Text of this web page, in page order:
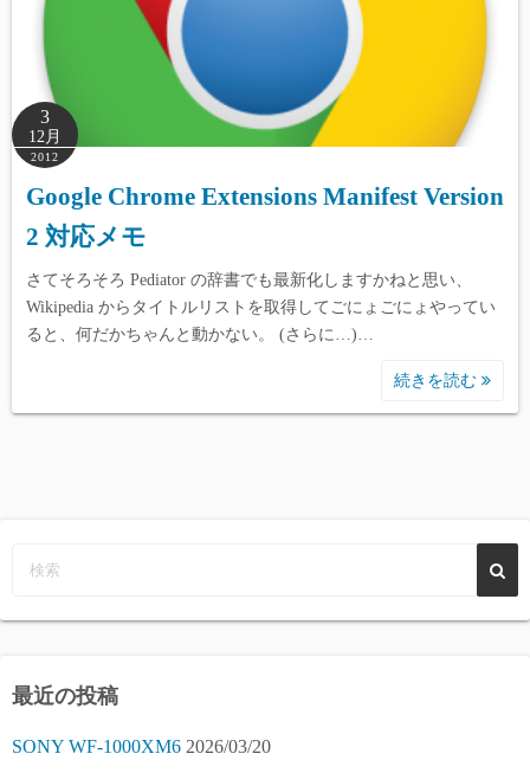
3
12月
2012
Google Chrome Extensions Manifest Version
2 対応メモ
さてそろそろ Pediator の辞書でも最新化しますかねと思い、
Wikipedia からタイトルリストを取得してごにょごにょやってい
ると、何だかちゃんと動かない。 (さらに…)…
続きを読む
最近の投稿
SONY WF-1000XM6 2026/03/20